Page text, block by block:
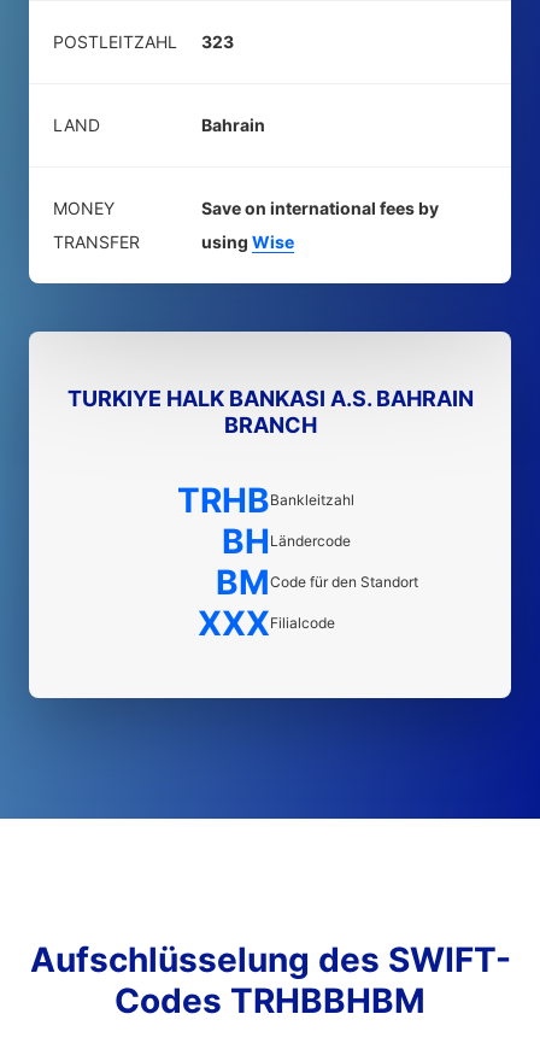
POSTLEITZAHL 323
LAND Bahrain
MONEY
TRANSFER
Save on international fees by
using Wise
TURKIYE HALK BANKASI A.S. BAHRAIN
BRANCH
TRHBBankleitzahl
BHLändercode
BMCode für den Standort
XXXFilialcode
Aufschlüsselung des SWIFT-
Codes TRHBBHBM